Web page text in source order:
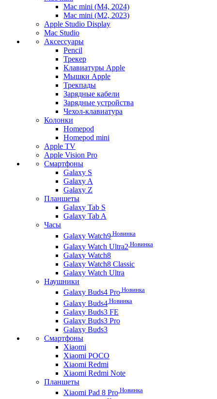
Mac mini (M4, 2024)
Mac mini (M2, 2023)
Apple Studio Display
Mac Studio
Аксессуары
Pencil
Трекер
Клавиатуры Apple
Мышки Apple
Трекпады
Зарядные кабели
Зарядные устройства
Чехол-клавиатура
Колонки
Homepod
Homepod mini
Apple TV
Apple Vision Pro
Смартфоны
Galaxy S
Galaxy A
Galaxy Z
Планшеты
Galaxy Tab S
Galaxy Tab A
Часы
Galaxy Watch9 Новинка
Galaxy Watch Ultra2 Новинка
Galaxy Watch8
Galaxy Watch8 Classic
Galaxy Watch Ultra
Наушники
Galaxy Buds4 Pro Новинка
Galaxy Buds4 Новинка
Galaxy Buds3 FE
Galaxy Buds3 Pro
Galaxy Buds3
Смартфоны
Xiaomi
Xiaomi POCO
Xiaomi Redmi
Xiaomi Redmi Note
Планшеты
Xiaomi Pad 8 Pro Новинка